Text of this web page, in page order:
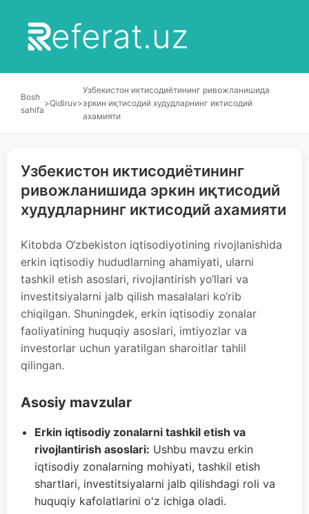
eferat.uz
Bosh
sahifa
>Qidiruv>
Узбекистон иктисодиётининг ривожланишида
эркин иқтисодий худудларнинг иктисодий
ахамияти
Узбекистон иктисодиётининг
ривожланишида эркин иқтисодий
худудларнинг иктисодий ахамияти
Kitobda O‘zbekiston iqtisodiyotining rivojlanishida
erkin iqtisodiy hududlarning ahamiyati, ularni
tashkil etish asoslari, rivojlantirish yo‘llari va
investitsiyalarni jalb qilish masalalari ko‘rib
chiqilgan. Shuningdek, erkin iqtisodiy zonalar
faoliyatining huquqiy asoslari, imtiyozlar va
investorlar uchun yaratilgan sharoitlar tahlil
qilingan.
Asosiy mavzular
Erkin iqtisodiy zonalarni tashkil etish va
rivojlantirish asoslari: Ushbu mavzu erkin
iqtisodiy zonalarning mohiyati, tashkil etish
shartlari, investitsiyalarni jalb qilishdagi roli va
huquqiy kafolatlarini o'z ichiga oladi.